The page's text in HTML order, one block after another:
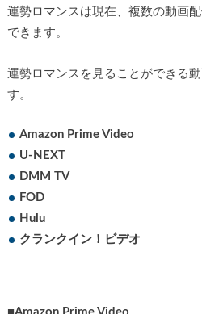
運勢ロマンスは現在、複数の動画
できます。
運勢ロマンスを見ることができる
す。
Amazon Prime Video
U-NEXT
DMM TV
FOD
Hulu
クランクイン！ビデオ